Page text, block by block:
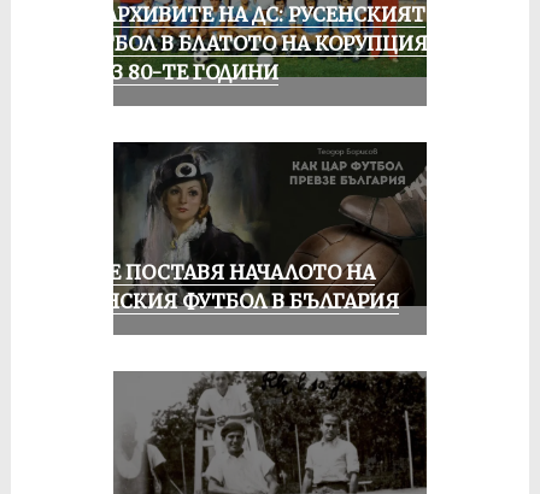
ИЗ АРХИВИТЕ НА ДС: РУСЕНСКИЯТ
ФУТБОЛ В БЛАТОТО НА КОРУПЦИЯТА
ПРЕЗ 80-ТЕ ГОДИНИ
РУСЕ ПОСТАВЯ НАЧАЛОТО НА
ЖЕНСКИЯ ФУТБОЛ В БЪЛГАРИЯ